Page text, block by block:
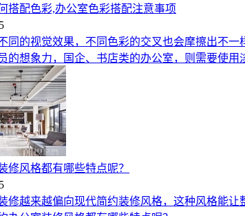
搭配色彩,办公室色彩搭配注意事项
同的视觉效果，不同色彩的交叉也会摩擦出不
的想象力，国企、书店类的办公室，则需要使
修风格都有哪些特点呢？
修越来越偏向现代简约装修风格，这种风格能